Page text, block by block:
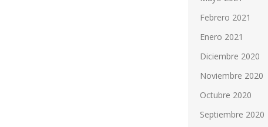
Febrero 2021
Enero 2021
Diciembre 2020
Noviembre 2020
Octubre 2020
Septiembre 2020